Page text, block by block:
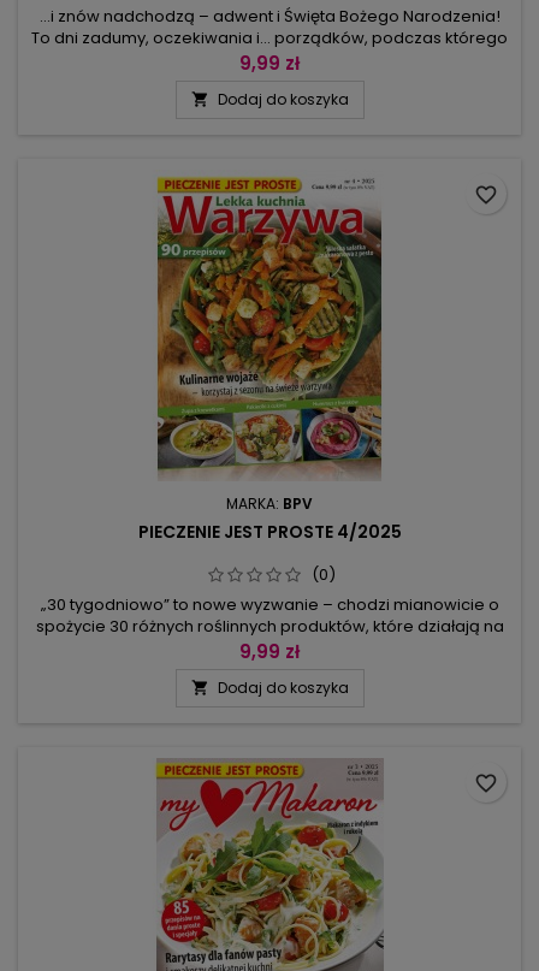
…i znów nadchodzą – adwent i Święta Bożego Narodzenia!
To dni zadumy, oczekiwania i… porządków, podczas którego
pieczenie ciasteczek odgrywa ważną rolę. Któż nie lubi
czas oczekiwania na świąteczne dni, przedstawiamy
9,99 zł
 Dodaj do koszyka
MARKA: BPV
PIECZENIE JEST PROSTE 4/2025
(0)
„30 tygodniowo” to nowe wyzwanie – chodzi mianowicie o
spożycie 30 różnych roślinnych produktów, które działają na
nasz organizm lepiej niż 5 porcji każdego dnia. Niestety, do
przetworzone soki. Co w takim razie zjeść, by być zdrowym?
9,99 zł
 Dodaj do koszyka
favorite_border
favorite_border